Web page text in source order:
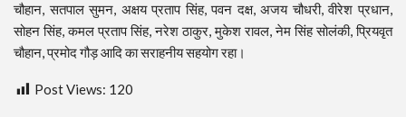
चौहान, सतपाल सुमन, अक्षय प्रताप सिंह, पवन दक्ष, अजय चौधरी, वीरेश प्रधान,
सोहन सिंह, कमल प्रताप सिंह, नरेश ठाकुर, मुकेश रावल, नेम सिंह सोलंकी, प्रियवृत
चौहान, प्रमोद गौड़ आदि का सराहनीय सहयोग रहा।
Post Views: 120